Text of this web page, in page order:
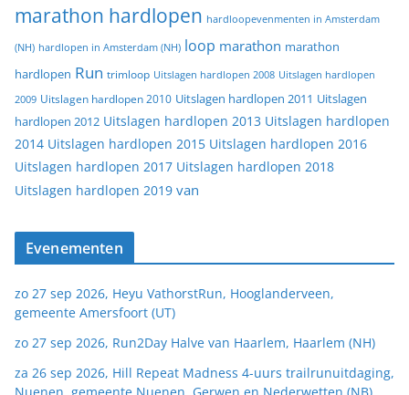
marathon hardlopen hardloopevenmenten in Amsterdam
(NH) hardlopen in Amsterdam (NH) loop marathon marathon
hardlopen Run trimloop Uitslagen hardlopen 2008 Uitslagen hardlopen
2009 Uitslagen hardlopen 2010 Uitslagen hardlopen 2011 Uitslagen
hardlopen 2012 Uitslagen hardlopen 2013 Uitslagen hardlopen
2014 Uitslagen hardlopen 2015 Uitslagen hardlopen 2016
Uitslagen hardlopen 2017 Uitslagen hardlopen 2018
Uitslagen hardlopen 2019 van
Evenementen
zo 27 sep 2026, Heyu VathorstRun, Hooglanderveen,
gemeente Amersfoort (UT)
zo 27 sep 2026, Run2Day Halve van Haarlem, Haarlem (NH)
za 26 sep 2026, Hill Repeat Madness 4-uurs trailrunuitdaging,